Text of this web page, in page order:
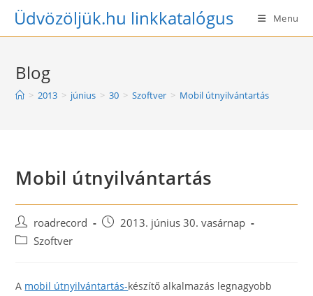
SkipÜdvözöljük.hu linkkatalógus Menu
Blog
> 2013 > június > 30 > Szoftver > Mobil útnyilvántartás
Mobil útnyilvántartás
Post
author:
roadrecord
Post2013. június 30. vasárnap
PostSzoftver
A mobil útnyilvántartás-készítő alkalmazás legnagyobb